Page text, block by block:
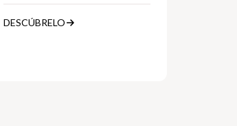
DESCÚBRELO